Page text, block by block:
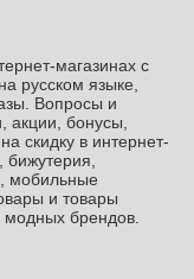
магазинах c
русском языке,
Вопросы и
акции, бонусы,
скидку в интернет-
мобильные
и товары
модных брендов.